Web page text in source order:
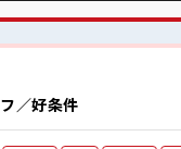
／好条件